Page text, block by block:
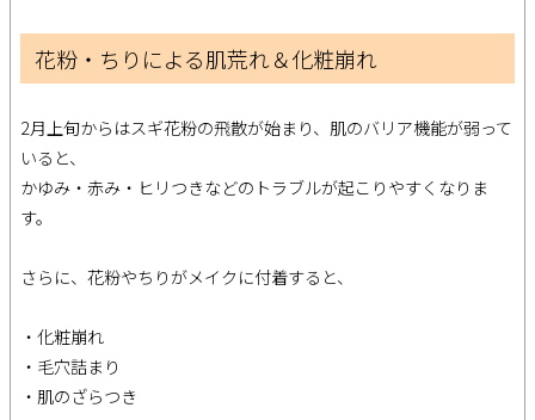
花粉・ちりによる肌荒れ＆化粧崩れ
2月上旬からはスギ花粉の飛散が始まり、肌のバリア機能が弱って
いると、
かゆみ・赤み・ヒリつきなどのトラブルが起こりやすくなりま
す。
さらに、花粉やちりがメイクに付着すると、
・化粧崩れ
・毛穴詰まり
・肌のざらつき